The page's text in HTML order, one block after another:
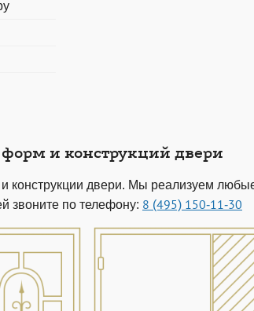
и конструкций двери
двери. Мы реализуем
звоните по телефону: 8 (495) 150-11-30